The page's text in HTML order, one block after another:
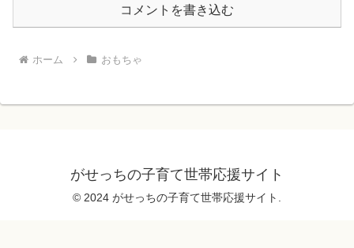
コメントを書き込む
ホーム おもちゃ
がせっちの子育て世帯応援サイト
© 2024 がせっちの子育て世帯応援サイト.